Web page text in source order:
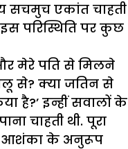
सचमुच एकांत चाहती
परिस्थिति पर कुछ
मेरे पति से मिलने
से? क्या जतिन से
है?’ इन्हीं सवालों के
चाहती थी. पूरा
आशंका के अनुरूप